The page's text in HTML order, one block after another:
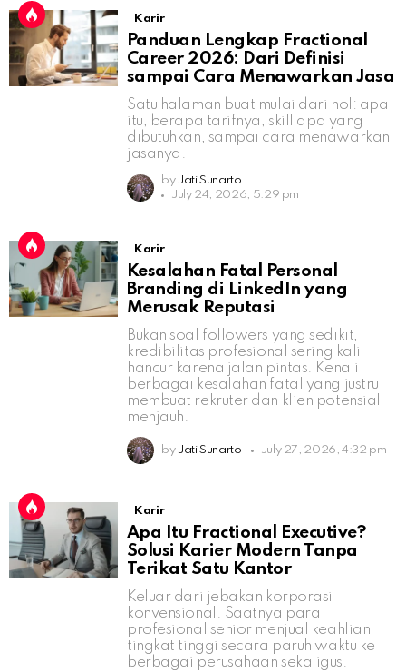
Karir
Panduan Lengkap Fractional
Career 2026: Dari Definisi
sampai Cara Menawarkan Jasa
Satu halaman buat mulai dari nol: apa
itu, berapa tarifnya, skill apa yang
dibutuhkan, sampai cara menawarkan
jasanya.
by Jati Sunarto
July 24, 2026, 5:29 pm
Karir
Kesalahan Fatal Personal
Branding di LinkedIn yang
Merusak Reputasi
Bukan soal followers yang sedikit,
kredibilitas profesional sering kali
hancur karena jalan pintas. Kenali
berbagai kesalahan fatal yang justru
membuat rekruter dan klien potensial
menjauh.
by Jati Sunarto July 27, 2026, 4:32 pm
Karir
Apa Itu Fractional Executive?
Solusi Karier Modern Tanpa
Terikat Satu Kantor
Keluar dari jebakan korporasi
konvensional. Saatnya para
profesional senior menjual keahlian
tingkat tinggi secara paruh waktu ke
berbagai perusahaan sekaligus.